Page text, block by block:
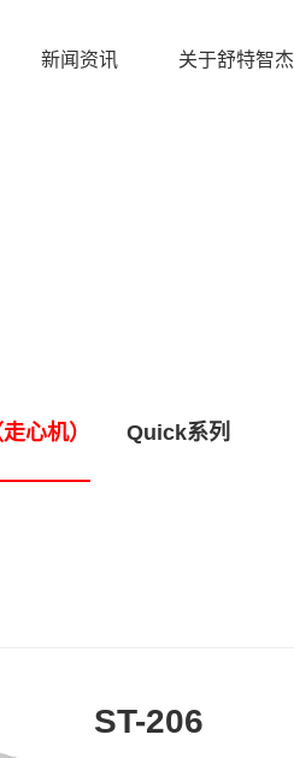
新闻资讯 关于舒特智杰
心机） Quick系列
ST-206